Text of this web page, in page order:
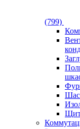
(799)